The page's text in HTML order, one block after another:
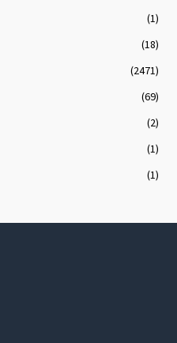
(1)
(18)
(2471)
(69)
(2)
(1)
(1)